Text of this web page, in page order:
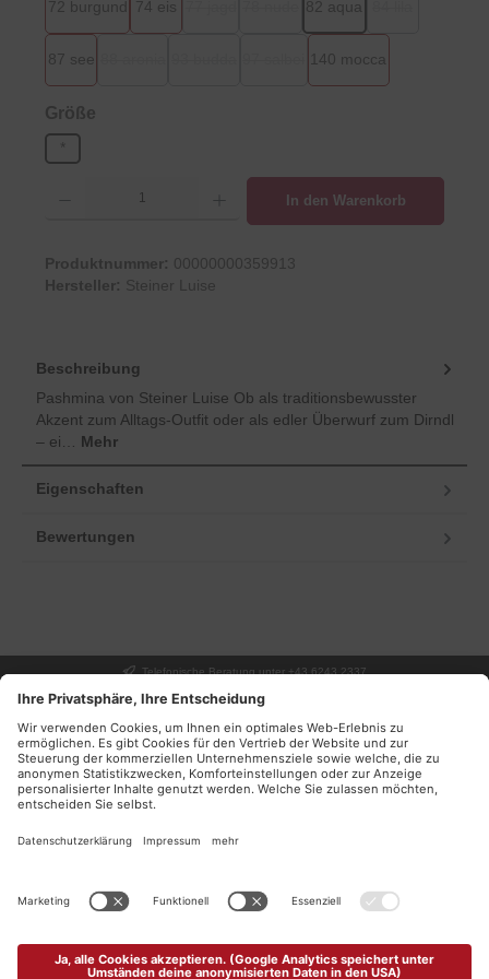
72 burgund 74 eis
(Diese Option ist zurzeit nicht verfügbar.)
(Diese Option ist zurzeit nicht
82 aqua
87 see
(Diese Option ist zurzeit nicht verfügbar.)
(Diese Option ist zurzeit nicht verfügbar.)
(Diese Option ist zurzeit nicht
140 mocca
Größe
*
In den Warenkorb
Produktnummer: 00000000359913
Hersteller: Steiner Luise
Beschreibung
Pashmina von Steiner Luise Ob als traditionsbewusster
Akzent zum Alltags-Outfit oder als edler Überwurf zum Dirndl
– ei… Mehr
Eigenschaften
Bewertungen
Telefonische Beratung unter +43 6243 2337
SERVICE
INFORMATIONEN
UNSER GESCHÄFT
FacebookInstagram